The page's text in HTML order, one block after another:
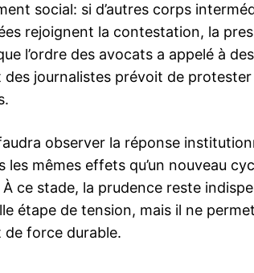
social: si d’autres corps
rejoignent la contestation, la
l’ordre des avocats a appelé à
des journalistes prévoit de
observer la réponse
les mêmes effets qu’un nouveau
À ce stade, la prudence reste
étape de tension, mais il ne
force durable.